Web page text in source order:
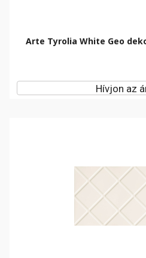
Arte Tyrolia White Geo
Hívjon az